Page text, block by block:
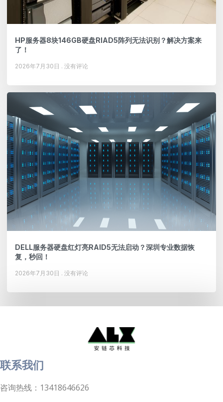
HP服务器8块146GB硬盘RIAD5阵列无法识别？解决方案来
了！
2026年7月30日 没有评论
DELL服务器硬盘红灯亮RAID5无法启动？深圳专业数据恢
复，秒回！
2026年7月30日 没有评论
联系我们
咨询热线：13418646626